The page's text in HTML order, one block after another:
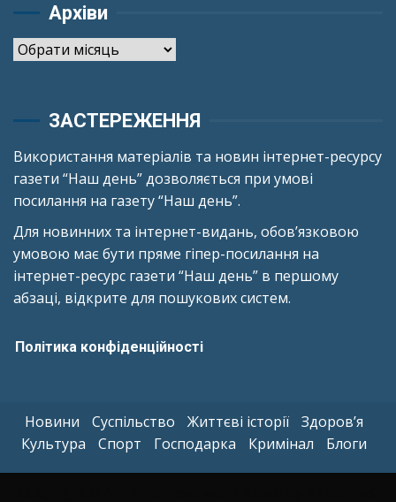
Архіви
Архіви
ЗАСТЕРЕЖЕННЯ
Використання матеріалів та новин інтернет-ресурсу
газети “Наш день” дозволяється при умові
посилання на газету “Наш день”.
Для новинних та інтернет-видань, обов’язковою
умовою має бути пряме гіпер-посилання на
інтернет-ресурс газети “Наш день” в першому
абзаці, відкрите для пошукових систем.
Політика конфіденційності
Новини Суспільство Життєві історії
Здоров’я
Культура
Спорт Господарка Кримінал Блоги